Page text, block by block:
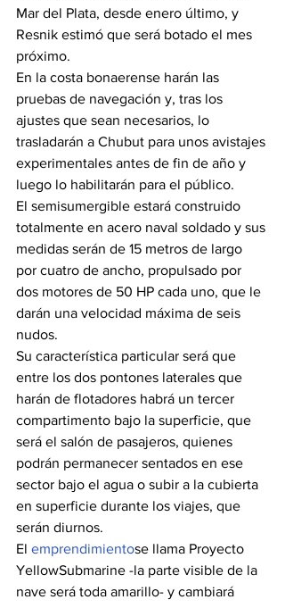
Mar del Plata, desde enero último, y
Resnik estimó que será botado el mes
próximo.
En la costa bonaerense harán las
pruebas de navegación y, tras los
ajustes que sean necesarios, lo
trasladarán a Chubut para unos avistajes
experimentales antes de fin de año y
luego lo habilitarán para el público.
El semisumergible estará construido
totalmente en acero naval soldado y sus
medidas serán de 15 metros de largo
por cuatro de ancho, propulsado por
dos motores de 50 HP cada uno, que le
darán una velocidad máxima de seis
nudos.
Su característica particular será que
entre los dos pontones laterales que
harán de flotadores habrá un tercer
compartimento bajo la superficie, que
será el salón de pasajeros, quienes
podrán permanecer sentados en ese
sector bajo el agua o subir a la cubierta
en superficie durante los viajes, que
serán diurnos.
El emprendimientose llama Proyecto
YellowSubmarine -la parte visible de la
nave será toda amarillo- y cambiará